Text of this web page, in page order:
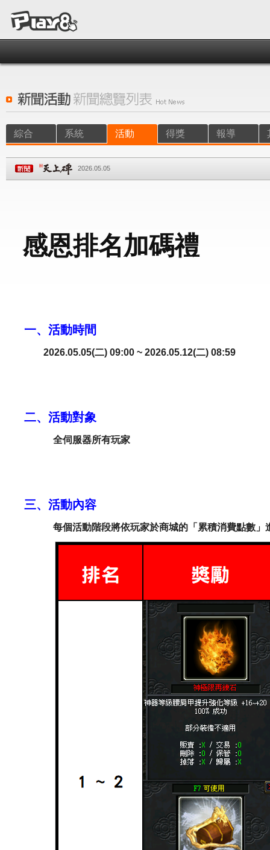
綜合 系統 活動 得獎 報導
2026.05.05
感恩排名加碼禮
一、活動時間
2026.05.05(二) 09:00 ~ 2026.05.12(二) 08:59
二、活動對象
全伺服器所有玩家
三、活動內容
每個活動階段將依玩家於商城的「累積消費點數